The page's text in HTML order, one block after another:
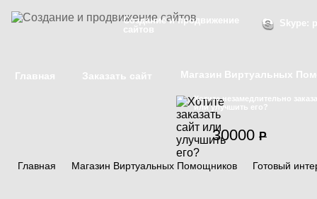
Создание и продвижение
сайтов
Skype:
Главная Заказать сайт Магазин Виртуальных
Хотите незамедлительно
или улучшить его?
Главная Магазин Виртуальных Помощников Готовый
30000 P